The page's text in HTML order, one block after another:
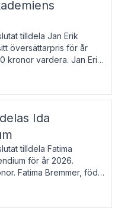
tilldela Jan Erik
översättarpris för år
kronor vardera. Jan Erik
från tyska. Han är
Ida
tilldela Fatima
för år 2026.
Fatima Bremmer, född
Hon utkom i fjol med
blodsyst